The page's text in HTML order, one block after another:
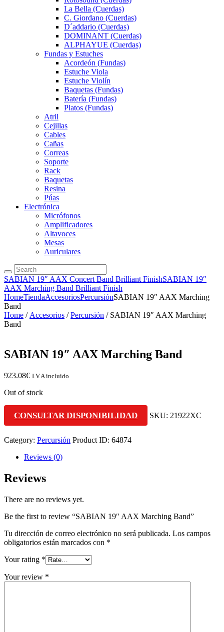
La Bella (Cuerdas)
C. Giordano (Cuerdas)
D´addario (Cuerdas)
DOMINANT (Cuerdas)
ALPHAYUE (Cuerdas)
Fundas y Estuches
Acordeón (Fundas)
Estuche Viola
Estuche Violín
Baquetas (Fundas)
Batería (Fundas)
Platos (Fundas)
Atril
Cejillas
Cables
Cañas
Correas
Soporte
Rack
Baquetas
Resina
Púas
Electrónica
Micrófonos
Amplificadores
Altavoces
Mesas
Auriculares
SABIAN 19″ AAX Concert Band Brilliant FinishSABIAN 19″
AAX Marching Band Brilliant Finish
HomeTiendaAccesoriosPercursiónSABIAN 19″ AAX Marching
Band
Home / Accesorios /Percursión / SABIAN 19″ AAX Marching
Band
SABIAN 19″ AAX Marching Band
923.08€ I.V.A incluido
Out of stock
CONSULTAR DISPONIBILIDAD SKU: 21922XC
Category: Percursión Product ID: 64874
Reviews (0)
Reviews
There are no reviews yet.
Be the first to review “SABIAN 19″ AAX Marching Band”
Tu dirección de correo electrónico no será publicada. Los campos
obligatorios están marcados con *
Your rating *
Your review *